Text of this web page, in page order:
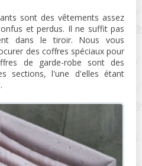
sont des vêtements assez
et perdus. Il ne suffit pas
dans le tiroir. Nous vous
des coffres spéciaux pour
de garde-robe sont des
sections, l'une d'elles étant